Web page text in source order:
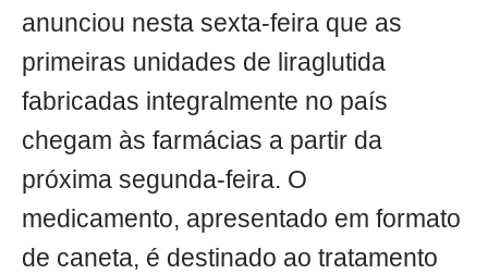
anunciou nesta sexta-feira que as
primeiras unidades de liraglutida
fabricadas integralmente no país
chegam às farmácias a partir da
próxima segunda-feira. O
medicamento, apresentado em formato
de caneta, é destinado ao tratamento